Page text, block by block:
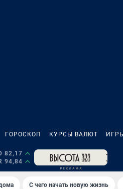
ГОРОСКОП КУРСЫ ВАЛЮТ
82,17
94,84
С чего начать новую жизнь